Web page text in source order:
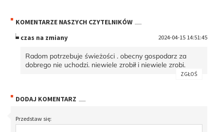
KOMENTARZE NASZYCH CZYTELNIKÓW
czas na zmiany
2024-04-15 14:51:45
Radom potrzebuje świeżości . obecny gospodarz za
dobrego nie uchodzi. niewiele zrobił i niewiele zrobi.
ZGŁOŚ
DODAJ KOMENTARZ
Przedstaw się: